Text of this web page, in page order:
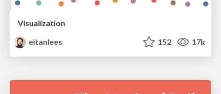
Visualization
eitanlees
152 17k